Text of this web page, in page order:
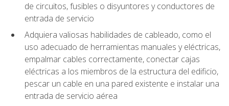
de circuitos, fusibles o disyuntores y conductores de
entrada de servicio
Adquiera valiosas habilidades de cableado, como el
uso adecuado de herramientas manuales y eléctricas,
empalmar cables correctamente, conectar cajas
eléctricas a los miembros de la estructura del edificio,
pescar un cable en una pared existente e instalar una
entrada de servicio aérea